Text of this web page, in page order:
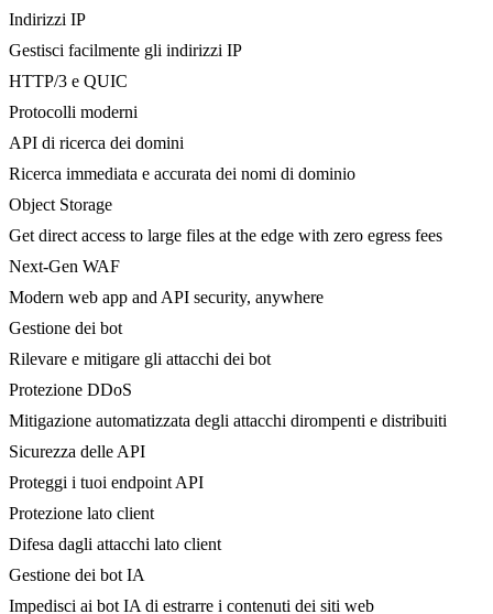
Indirizzi IP
Gestisci facilmente gli indirizzi IP
HTTP/3 e QUIC
Protocolli moderni
API di ricerca dei domini
Ricerca immediata e accurata dei nomi di dominio
Object Storage
Get direct access to large files at the edge with zero egress fees
Next-Gen WAF
Modern web app and API security, anywhere
Gestione dei bot
Rilevare e mitigare gli attacchi dei bot
Protezione DDoS
Mitigazione automatizzata degli attacchi dirompenti e distribuiti
Sicurezza delle API
Proteggi i tuoi endpoint API
Protezione lato client
Difesa dagli attacchi lato client
Gestione dei bot IA
Impedisci ai bot IA di estrarre i contenuti dei siti web